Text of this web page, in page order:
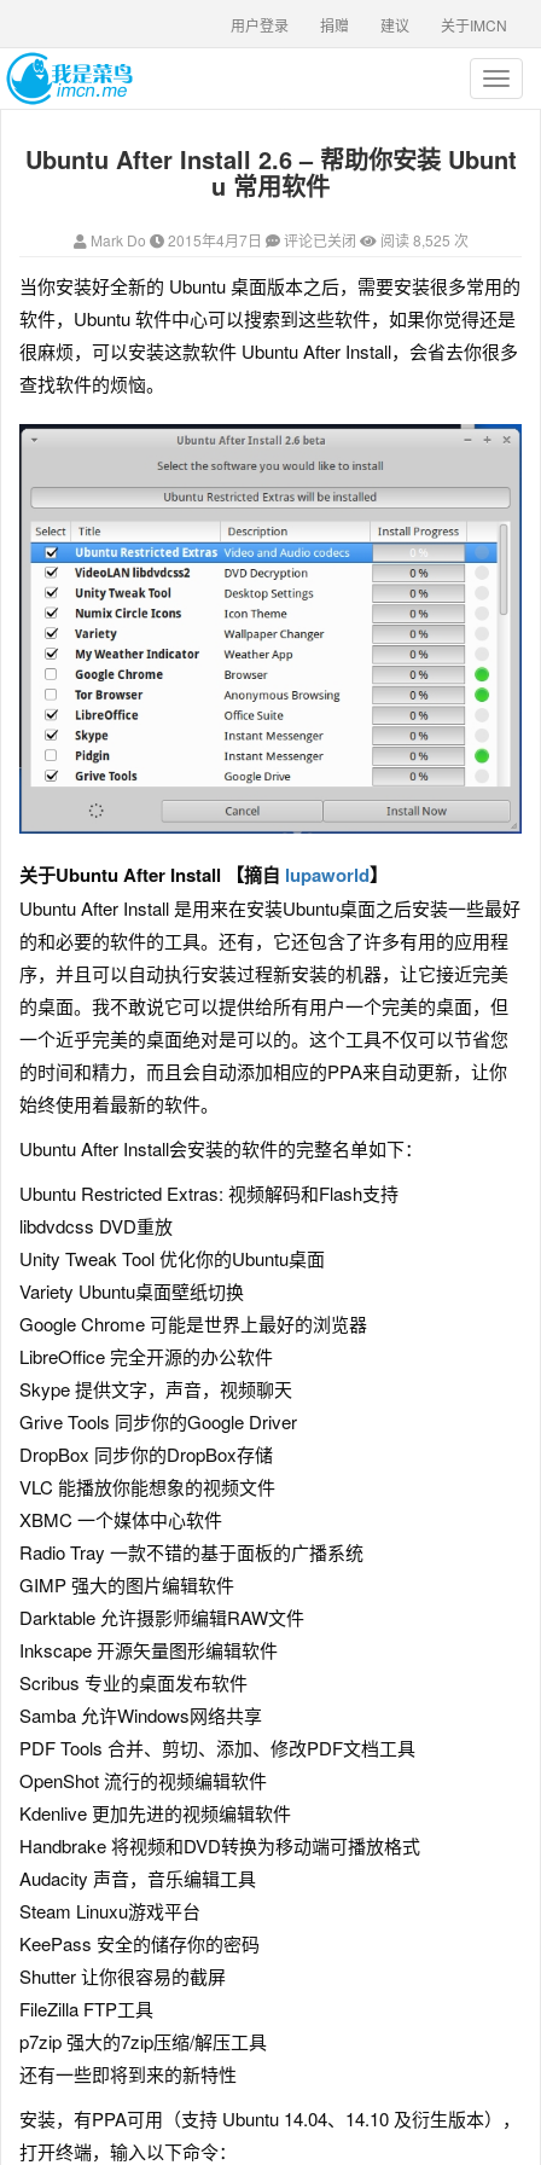
关于IMCN
建议
捐赠
用户登录
T
o
g
v
i
g
a
o
n
Ubuntu After Install 2.6 – 帮助你安装 Ubunt
u 常用软件
Mark Do 2015年4月7日 评论已关闭 阅读 8,525 次
当你安装好全新的 Ubuntu 桌面版本之后，需要安装很多常用的
软件，Ubuntu 软件中心可以搜索到这些软件，如果你觉得还是
很麻烦，可以安装这款软件 Ubuntu After Install，会省去你很多
查找软件的烦恼。
关于Ubuntu After Install 【摘自 lupaworld】
Ubuntu After Install 是用来在安装Ubuntu桌面之后安装一些最好
的和必要的软件的工具。还有，它还包含了许多有用的应用程
序，并且可以自动执行安装过程新安装的机器，让它接近完美
的桌面。我不敢说它可以提供给所有用户一个完美的桌面，但
一个近乎完美的桌面绝对是可以的。这个工具不仅可以节省您
的时间和精力，而且会自动添加相应的PPA来自动更新，让你
始终使用着最新的软件。
Ubuntu After Install会安装的软件的完整名单如下：
Ubuntu Restricted Extras: 视频解码和Flash支持
libdvdcss DVD重放
Unity Tweak Tool 优化你的Ubuntu桌面
Variety Ubuntu桌面壁纸切换
Google Chrome 可能是世界上最好的浏览器
LibreOffice 完全开源的办公软件
Skype 提供文字，声音，视频聊天
Grive Tools 同步你的Google Driver
DropBox 同步你的DropBox存储
VLC 能播放你能想象的视频文件
XBMC 一个媒体中心软件
Radio Tray 一款不错的基于面板的广播系统
GIMP 强大的图片编辑软件
Darktable 允许摄影师编辑RAW文件
Inkscape 开源矢量图形编辑软件
Scribus 专业的桌面发布软件
Samba 允许Windows网络共享
PDF Tools 合并、剪切、添加、修改PDF文档工具
OpenShot 流行的视频编辑软件
Kdenlive 更加先进的视频编辑软件
Handbrake 将视频和DVD转换为移动端可播放格式
Audacity 声音，音乐编辑工具
Steam Linuxu游戏平台
KeePass 安全的储存你的密码
Shutter 让你很容易的截屏
FileZilla FTP工具
p7zip 强大的7zip压缩/解压工具
还有一些即将到来的新特性
安装，有PPA可用（支持 Ubuntu 14.04、14.10 及衍生版本），
打开终端，输入以下命令：